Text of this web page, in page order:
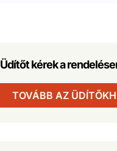
Üdítőt kérek a
TOVÁBB AZ